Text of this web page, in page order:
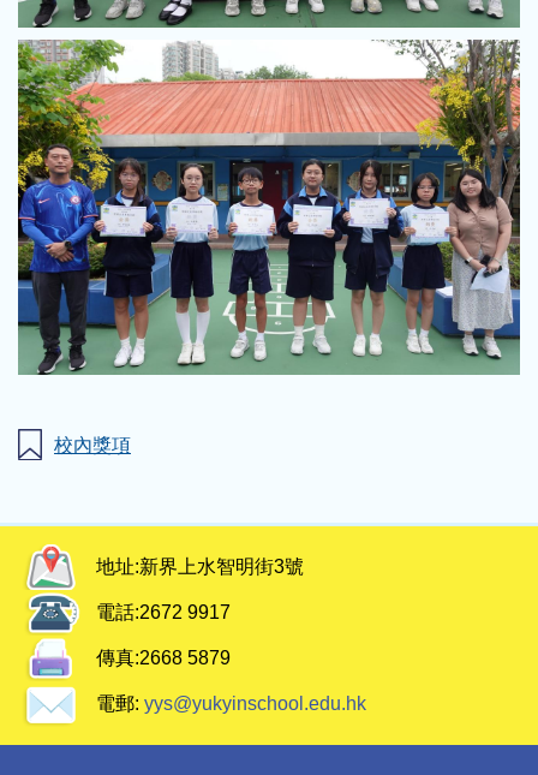
校內獎項
地址:新界上水智明街3號
電話:2672 9917
傳真:2668 5879
電郵: yys@yukyinschool.edu.hk